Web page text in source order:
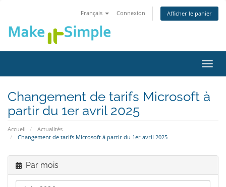
Français Connexion Afficher le panier
la
Changement de tarifs Microsoft à
partir du 1er avril 2025
Accueil
Actualités
Changement de tarifs Microsoft à partir du 1er avril 2025
Par mois